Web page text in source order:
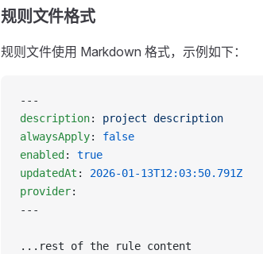
规则文件格式
规则文件使用 Markdown 格式，示例如下：
---
description: project description
alwaysApply: false
enabled : true
updatedAt : 2026-01-13T12:03:50.791Z
provider:
---
...rest of the rule content